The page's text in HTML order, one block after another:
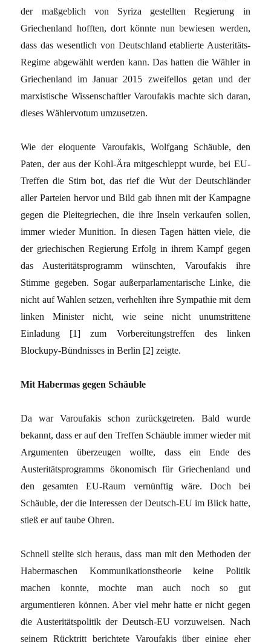
der maßgeblich von Syriza gestellten Regierung in
Griechenland hofften, dort könnte nun bewiesen werden,
dass das wesentlich von Deutschland etablierte Austeritäts-
Regime abgewählt werden kann. Das hatten die Wähler in
Griechenland im Januar 2015 zweifellos getan und der
marxistische Wissenschaftler Varoufakis machte sich daran,
dieses Wählervotum umzusetzen.
Wie der eloquente Varoufakis, Wolfgang Schäuble, den
Paten, der aus der Kohl-Ära mitgeschleppt wurde, bei EU-
Treffen die Stirn bot, das rief die Wut der Deutschländer
aller Parteien hervor und Bild gab ihnen mit der Kampagne
gegen die Pleitegriechen, die ihre Inseln verkaufen sollen,
immer wieder Munition. In diesen Tagen hätten viele, die
der griechischen Regierung Erfolg in ihrem Kampf gegen
das Austeritätsprogramm wünschten, Varoufakis ihre
Stimme gegeben. Sogar außerparlamentarische Linke, die
nicht auf Wahlen setzen, verhehlten ihre Sympathie mit dem
linken Minister nicht, wie seine nicht unumstrittene
Einladung [1] zum Vorbereitungstreffen des linken
Blockupy-Bündnisses in Berlin [2] zeigte.
Mit Habermas gegen Schäuble
Da war Varoufakis schon zurückgetreten. Bald wurde
bekannt, dass er auf den Treffen Schäuble immer wieder mit
Argumenten überzeugen wollte, dass ein Ende des
Austeritätsprogramms ökonomisch für Griechenland und
den gesamten EU-Raum vernünftig wäre. Doch bei
Schäuble, der die Interessen der Deutsch-EU im Blick hatte,
stieß er auf taube Ohren.
Schnell stellte sich heraus, dass man mit den Methoden der
Habermaschen Kommunikationstheorie keine Politik
machen konnte, mochte man auch noch so gut
argumentieren können. Aber viel mehr hatte er nicht gegen
die Austeritätspolitik der Deutsch-EU vorzuweisen. Nach
seinem Rücktritt berichtete Varoufakis über einige eher